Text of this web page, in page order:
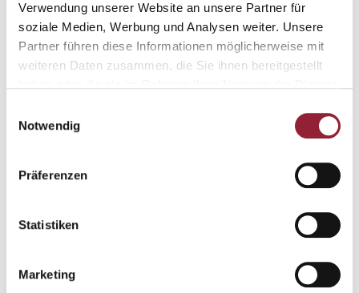
Verwendung unserer Website an unsere Partner für
soziale Medien, Werbung und Analysen weiter. Unsere
Partner führen diese Informationen möglicherweise mit
weiteren Daten zusammen, die Sie ihnen bereitgestellt
Notwendig
Präferenzen
Statistiken
Marketing
Naomi Hiroe-Helbing
Abroad
naomi.hiroe@kh-freiburg.de